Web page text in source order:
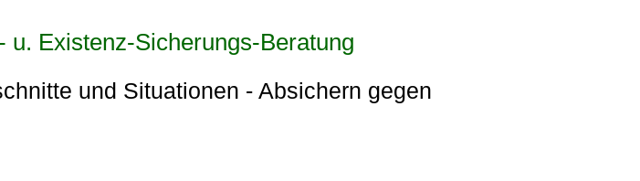
Existenz-Sicherungs-Beratung
und Situationen - Absichern gegen